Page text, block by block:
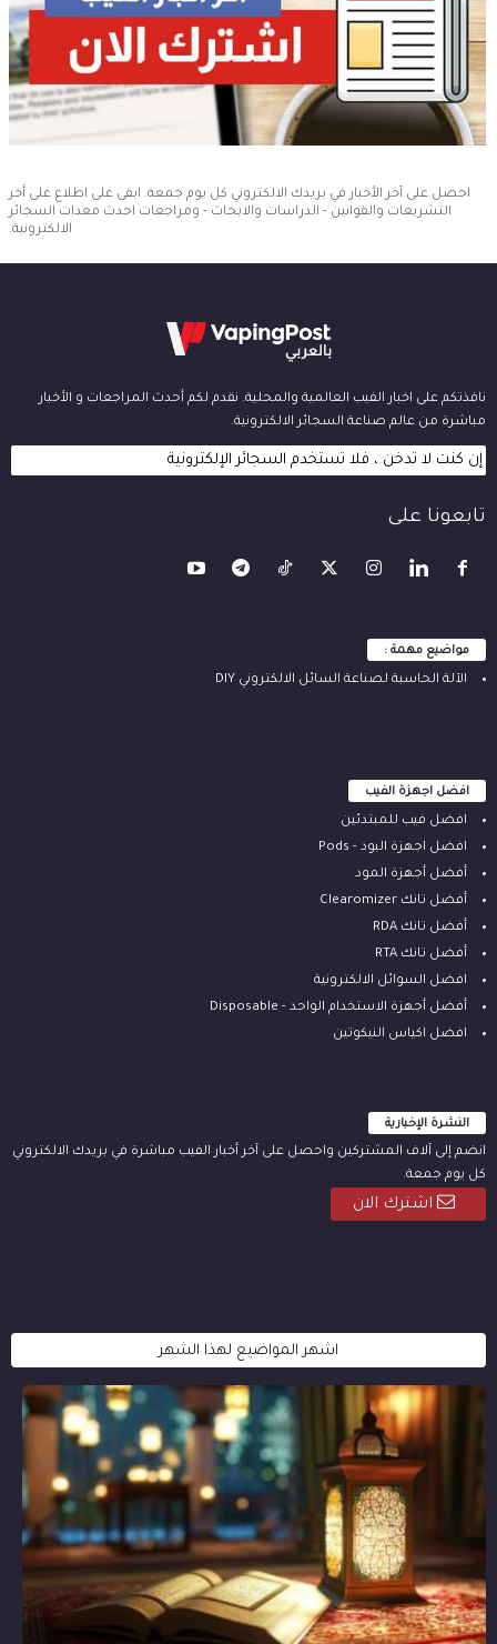
احصل على آخر الأخبار في بريدك الالكتروني كل يوم جمعة. ابقى على اطلاع على أخر
التشريعات والقوانين - الدراسات والابحاث - ومراجعات احدث معدات السجائر
الالكترونية.
نافذتكم على اخبار الفيب العالمية والمحلية. نقدم لكم أحدث المراجعات و الأخبار
مباشرة من عالم صناعة السجائر الالكترونية.
إن كنت لا تدخن ، فلا تستخدم السجائر الإلكترونية
تابعونا على
مواضيع مهمة :
الآلة ‫الحاسبة لصناعة السائل الالكتروني‬ DIY
افضل اجهزة الفيب
افضل فيب للمبتدئين
افضل اجهزة البود - Pods
أفضل أجهزة المود
أفضل تانك Clearomizer
أفضل تانك RDA
أفضل تانك RTA
افضل السوائل الالكترونية
أفضل أجهزة الاستخدام الواحد - Disposable
افضل اكياس النيكوتين
النشرة الإخبارية
انضم إلى آلاف المشتركين واحصل على آخر أخبار الفيب مباشرة في بريدك الالكتروني
كل يوم جمعة.
اشترك الان
اشهر المواضيع لهذا الشهر